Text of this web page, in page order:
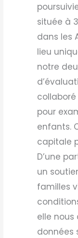
située à
dans les
lieu
notre
pour
enfants.
capitale
D’une
un
familles
elle nous
données